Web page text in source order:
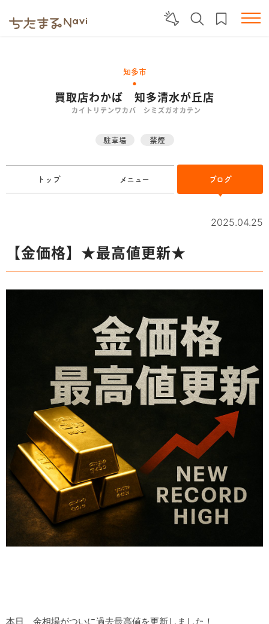
知多市
買取店わかば 知多清水が丘店
カイトリテンワカバ シミズガオカテン
駐車場 禁煙
トップ メニュー ブログ
2025.04.25
【金価格】★最高値更新★
本日、金相場がついに過去最高値を更新しました！